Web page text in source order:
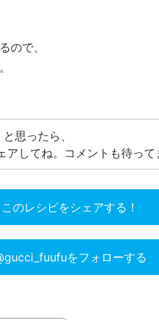
ので、
思ったら、
アしてね。コメントも待って
このレシピをシェアする！
をフォローする